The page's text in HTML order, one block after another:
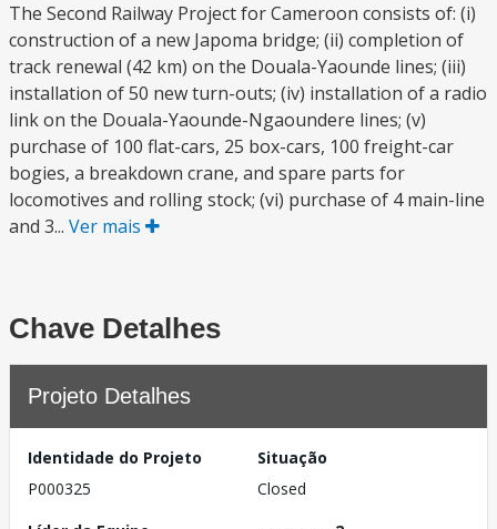
The Second Railway Project for Cameroon consists of: (i)
construction of a new Japoma bridge; (ii) completion of
track renewal (42 km) on the Douala-Yaounde lines; (iii)
installation of 50 new turn-outs; (iv) installation of a radio
link on the Douala-Yaounde-Ngaoundere lines; (v)
purchase of 100 flat-cars, 25 box-cars, 100 freight-car
bogies, a breakdown crane, and spare parts for
locomotives and rolling stock; (vi) purchase of 4 main-line
and 3... Ver mais
Chave Detalhes
Projeto Detalhes
Identidade do Projeto
P000325
Situação
Closed